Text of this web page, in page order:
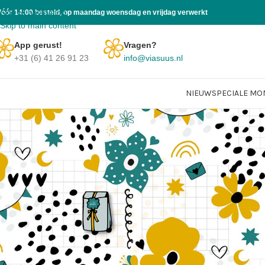
Skip to navigation
Skip to main content
14:00 besteld, op maandag woensdag en vrijdag verwerkt
App gerust!
+31 (6) 41 26 91 23
Vragen?
info@viasuus.nl
NIEUWSPECIALE